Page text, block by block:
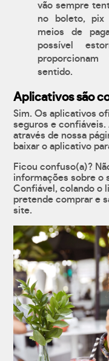
vão sempre
no boleto, pix
meios de
possível
sentido.
Aplicativos são
Sim. Os aplicativos
seguros e
através de nossa
baixar o aplicativo
Ficou confuso(a)?
informações sobre o
Confiável, colando o
pretende comprar e
site.